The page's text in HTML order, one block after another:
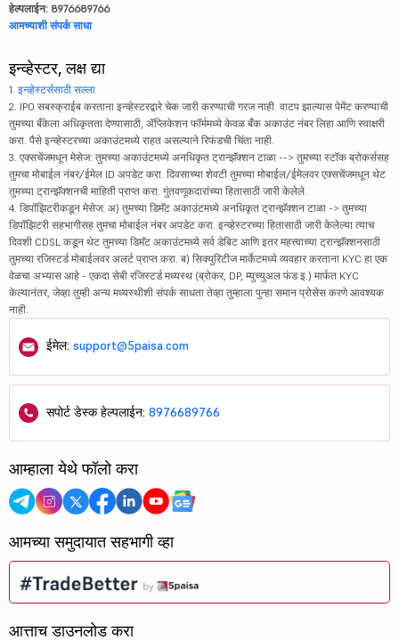
हेल्पलाईन: 8976689766
आमच्याशी संपर्क साधा
इन्व्हेस्टर, लक्ष द्या
1. इन्व्हेस्टर्ससाठी सल्ला
2. IPO सबस्क्राईब करताना इन्व्हेस्टरद्वारे चेक जारी करण्याची गरज नाही. वाटप झाल्यास पेमेंट करण्याची
तुमच्या बँकेला अधिकृतता देण्यासाठी, ॲप्लिकेशन फॉर्ममध्ये केवळ बँक अकाउंट नंबर लिहा आणि स्वाक्षरी
करा. पैसे इन्व्हेस्टरच्या अकाउंटमध्ये राहत असल्याने रिफंडची चिंता नाही.
3. एक्सचेंजमधून मेसेज: तुमच्या अकाउंटमध्ये अनधिकृत ट्रान्झॅक्शन टाळा --> तुमच्या स्टॉक ब्रोकर्ससह
तुमचा मोबाईल नंबर/ईमेल ID अपडेट करा. दिवसाच्या शेवटी तुमच्या मोबाईल/ईमेलवर एक्सचेंजमधून थेट
तुमच्या ट्रान्झॅक्शनची माहिती प्राप्त करा. गुंतवणूकदारांच्या हितासाठी जारी केलेले.
4. डिपॉझिटरीकडून मेसेज: अ) तुमच्या डिमॅट अकाउंटमध्ये अनधिकृत ट्रान्झॅक्शन टाळा -> तुमच्या
डिपॉझिटरी सहभागीसह तुमचा मोबाईल नंबर अपडेट करा. इन्व्हेस्टरच्या हितासाठी जारी केलेल्या त्याच
दिवशी CDSL कडून थेट तुमच्या डिमॅट अकाउंटमध्ये सर्व डेबिट आणि इतर महत्त्वाच्या ट्रान्झॅक्शनसाठी
तुमच्या रजिस्टर्ड मोबाईलवर अलर्ट प्राप्त करा. ब) सिक्युरिटीज मार्केटमध्ये व्यवहार करताना KYC हा एक
वेळचा अभ्यास आहे - एकदा सेबी रजिस्टर्ड मध्यस्थ (ब्रोकर, DP, म्युच्युअल फंड इ.) मार्फत KYC
केल्यानंतर, जेव्हा तुम्ही अन्य मध्यस्थीशी संपर्क साधता तेव्हा तुम्हाला पुन्हा समान प्रोसेस करणे आवश्यक
नाही.
ईमेल: support@5paisa.com
सपोर्ट डेस्क हेल्पलाईन: 8976689766
आम्हाला येथे फॉलो करा
आमच्या समुदायात सहभागी व्हा
आत्ताच डाउनलोड करा